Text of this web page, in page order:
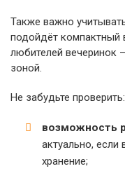
Также важно
подойдёт компактный
любителей вечеринок
зоной.
Не забудьте проверить:
возможность
актуально, если
хранение;